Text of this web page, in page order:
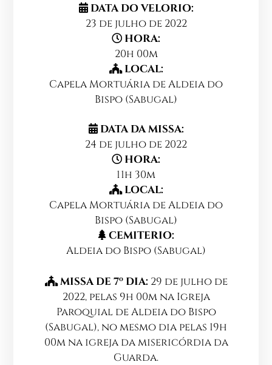
DATA DO VELORIO:
23 de julho de 2022
HORA:
20h 00m
LOCAL:
Capela Mortuária de Aldeia do
Bispo (Sabugal)
DATA DA MISSA:
24 de julho de 2022
HORA:
11h 30m
LOCAL:
Capela Mortuária de Aldeia do
Bispo (Sabugal)
CEMITERIO:
Aldeia do Bispo (Sabugal)
MISSA DE 7º DIA: 29 de julho de
2022, pelas 9h 00m na Igreja
Paroquial de Aldeia do Bispo
(Sabugal), no mesmo dia pelas 19h
00m na igreja da misericórdia da
Guarda.